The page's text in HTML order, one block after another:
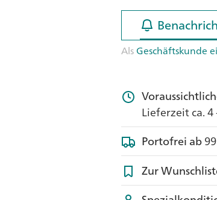
AlsGeschäftskunde
Lieferzeit ca.
Portofrei ab
Zur